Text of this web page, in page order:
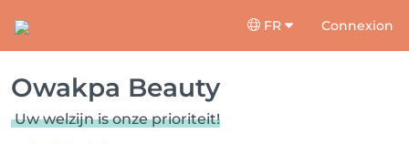
FR Connexion
Owakpa Beauty
Uw welzijn is onze prioriteit!